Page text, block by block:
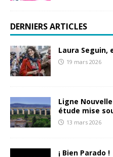
DERNIERS ARTICLES
Laura Seguin,
19 mars 2026
Ligne
étude mise
13 mars 2026
¡ Bien Parado !